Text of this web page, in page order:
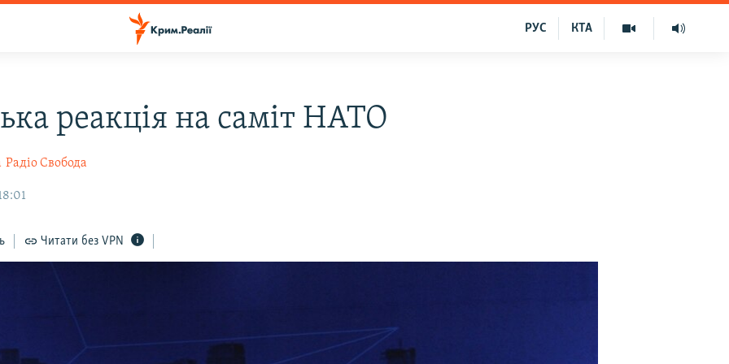
КТА
РУС
реакція на саміт НАТО
Радіо Свобода
Читати без VPN